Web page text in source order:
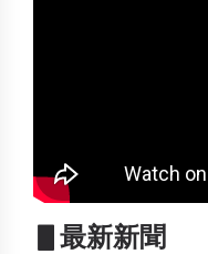
▋最新新聞